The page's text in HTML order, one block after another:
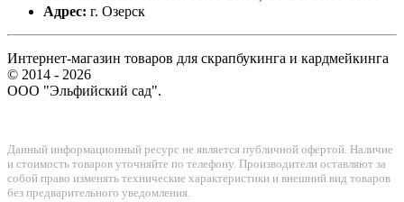
Адрес: г. Озерск
Интернет-магазин товаров для скрапбукинга и кардмейкинга
© 2014 - 2026
ООО "Эльфийский сад".
Данный информационный ресурс не является публичной офертой. Наличие
и стоимость товаров уточняйте по телефону. Производители оставляют за
собой право изменять технические характеристики и внешний вид товаров
без предварительного уведомления.